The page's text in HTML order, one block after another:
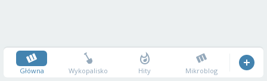
Główna Wykopalisko Hity Mikroblog